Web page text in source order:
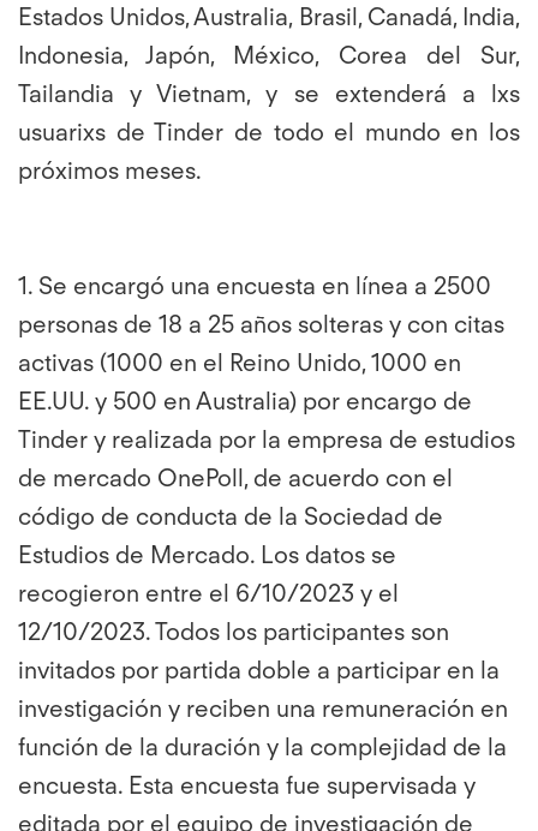
Estados Unidos, Australia, Brasil, Canadá, India,
Indonesia, Japón, México, Corea del Sur,
Tailandia y Vietnam, y se extenderá a lxs
usuarixs de Tinder de todo el mundo en los
próximos meses.
1. Se encargó una encuesta en línea a 2500
personas de 18 a 25 años solteras y con citas
activas (1000 en el Reino Unido, 1000 en
EE.UU. y 500 en Australia) por encargo de
Tinder y realizada por la empresa de estudios
de mercado OnePoll, de acuerdo con el
código de conducta de la Sociedad de
Estudios de Mercado. Los datos se
recogieron entre el 6/10/2023 y el
12/10/2023. Todos los participantes son
invitados por partida doble a participar en la
investigación y reciben una remuneración en
función de la duración y la complejidad de la
encuesta. Esta encuesta fue supervisada y
editada por el equipo de investigación de